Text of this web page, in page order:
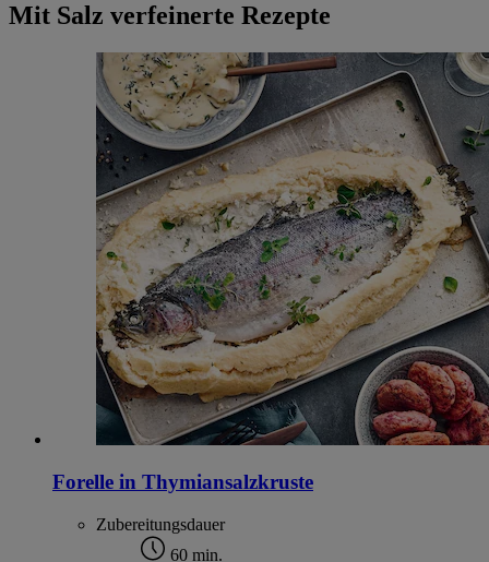
Mit Salz verfeinerte Rezepte
Forelle in Thymiansalzkruste
Zubereitungsdauer
60 min.